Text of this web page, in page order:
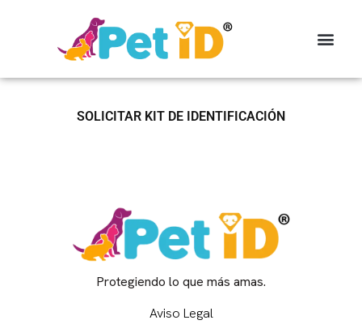
SOLICITAR KIT DE IDENTIFICACIÓN
Protegiendo lo que más amas.
Aviso Legal